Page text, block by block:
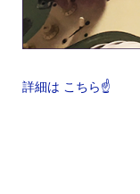
詳細は こちら☝️